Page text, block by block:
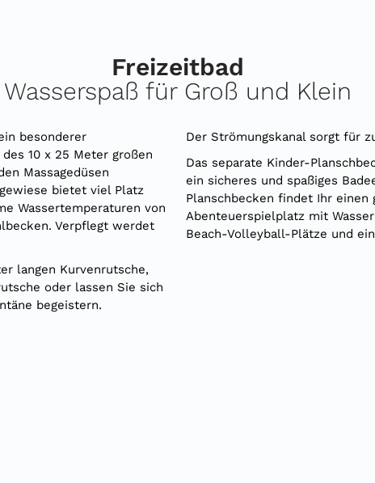
Freizeitbad
Wasserspaß für Groß und Klein
besonderer
10 x 25 Meter großen
Massagedüsen
bietet viel Platz
Wassertemperaturen von
Verpflegt werdet
langen Kurvenrutsche,
oder lassen Sie sich
begeistern.
Der Strömungskanal sorgt für
Das separate Kinder-
ein sicheres und spaßiges
Planschbecken findet Ihr einen
Abenteuerspielplatz mit
Beach-Volleyball-Plätze und